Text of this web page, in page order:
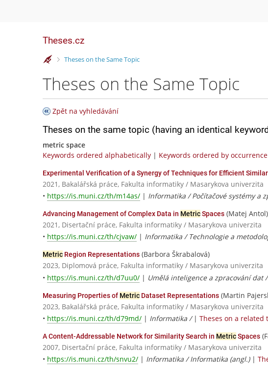
Theses.cz
>
Theses on the Same Topic
Theses on the Same Topic
Zpět na vyhledávání
Theses on the same topic (having an identical
metric space
Keywords ordered alphabetically | Keywords ordered by
Experimental Verification of a Synergy of Techniques for Efficient
2021, Bakalářská práce, Fakulta informatiky / Masarykova univerzita
• https://is.muni.cz/th/m14as/ | Informatika / Počítačové systémy a
Advancing Management of Complex Data in MetricSpaces (Matej Antol)
2021, Disertační práce, Fakulta informatiky / Masarykova univerzita
• https://is.muni.cz/th/cjvaw/ | Informatika / Technologie a
Metric Region Representations (Barbora Škrabalová)
2023, Diplomová práce, Fakulta informatiky / Masarykova univerzita
• https://is.muni.cz/th/d7uu0/ | Umělá inteligence a zpracování dat
Measuring Properties of Metric Dataset Representations (Martin
2023, Bakalářská práce, Fakulta informatiky / Masarykova univerzita
• https://is.muni.cz/th/d79md/ | Informatika / | Theses on a related
A Content-Addressable Network for Similarity Search in MetricSpaces
2007, Disertační práce, Fakulta informatiky / Masarykova univerzita
• https://is.muni.cz/th/snvu2/ | Informatika / Informatika (angl.)|